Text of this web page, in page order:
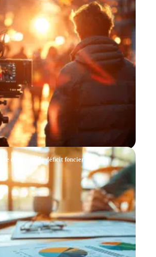
du report de déficit foncier